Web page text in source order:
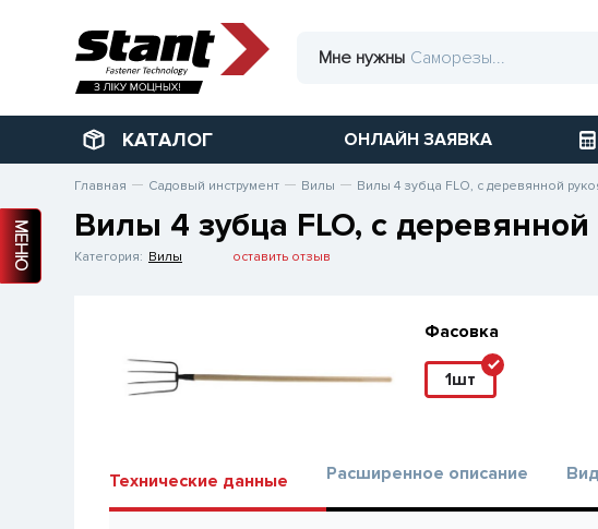
Мне нужны
КАТАЛОГ ОНЛАЙН ЗАЯВКА
МЕНЮ
Главная Садовый инструмент Вилы Вилы 4 зубца FLO, с деревянной
Вилы 4 зубца FLO, с деревянной
Категория: Вилы оставить отзыв
Фасовка
1шт
Технические данные Расширенное описание